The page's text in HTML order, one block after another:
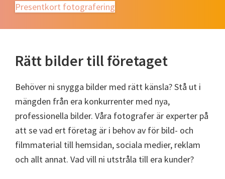
Presentkort fotografering
Rätt bilder till företaget
Behöver ni snygga bilder med rätt känsla? Stå ut i
mängden från era konkurrenter med nya,
professionella bilder. Våra fotografer är experter på
att se vad ert företag är i behov av för bild- och
filmmaterial till hemsidan, sociala medier, reklam
och allt annat. Vad vill ni utstråla till era kunder?